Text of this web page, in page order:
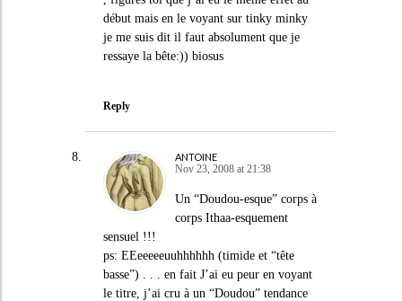
début mais en le voyant sur tinky minky
je me suis dit il faut absolument que je
ressaye la bête:)) biosus
Reply
ANTOINE
Nov 23, 2008 at 21:38
Un “Doudou-esque” corps à
corps Ithaa-esquement
sensuel !!!
ps: EEeeeeeuuhhhhhh (timide et “tête
basse”) . . . en fait J’ai eu peur en voyant
le titre, j’ai cru à un “Doudou” tendance